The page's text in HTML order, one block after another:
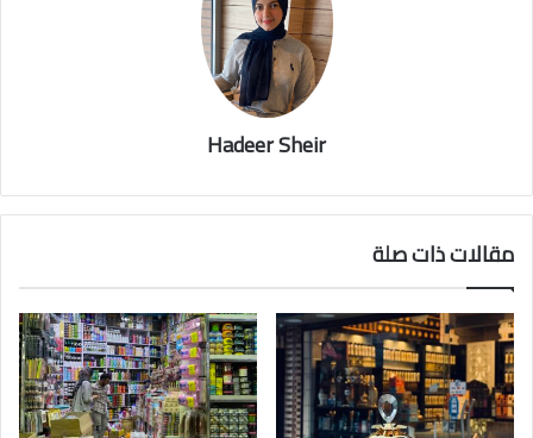
Hadeer Sheir
مقالات ذات صلة